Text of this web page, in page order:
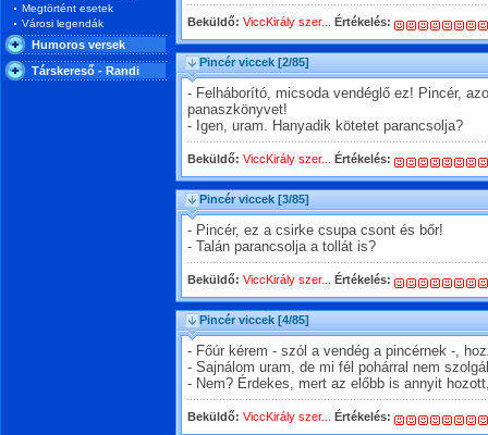
Megtörtént esetek
Városi legendák
Humoros versek
Társkereső - Randi
Beküldő: ViccKirály szer... Értékelés:
Pincér viccek [2/85]
- Felháborító, micsoda vendéglő ez! Pincér,
panaszkönyvet!
- Igen, uram. Hanyadik kötetet parancsolja?
Beküldő: ViccKirály szer... Értékelés:
Pincér viccek [3/85]
- Pincér, ez a csirke csupa csont és bőr!
- Talán parancsolja a tollát is?
Beküldő: ViccKirály szer... Értékelés:
Pincér viccek [4/85]
- Főúr kérem - szól a vendég a pincérnek -,
- Sajnálom uram, de mi fél pohárral nem
- Nem? Érdekes, mert az előbb is annyit
Beküldő: ViccKirály szer... Értékelés: